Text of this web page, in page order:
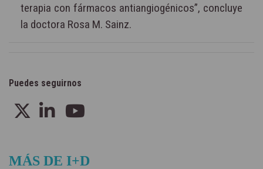
terapia con fármacos antiangiogénicos”, concluye
la doctora Rosa M. Sainz.
Puedes seguirnos
MÁS DE I+D